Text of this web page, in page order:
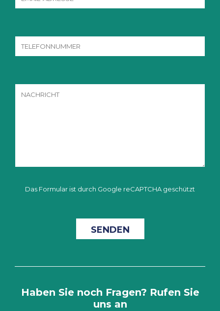
Das Formular ist durch Google reCAPTCHA geschützt
Haben Sie noch Fragen? Rufen Sie
uns an